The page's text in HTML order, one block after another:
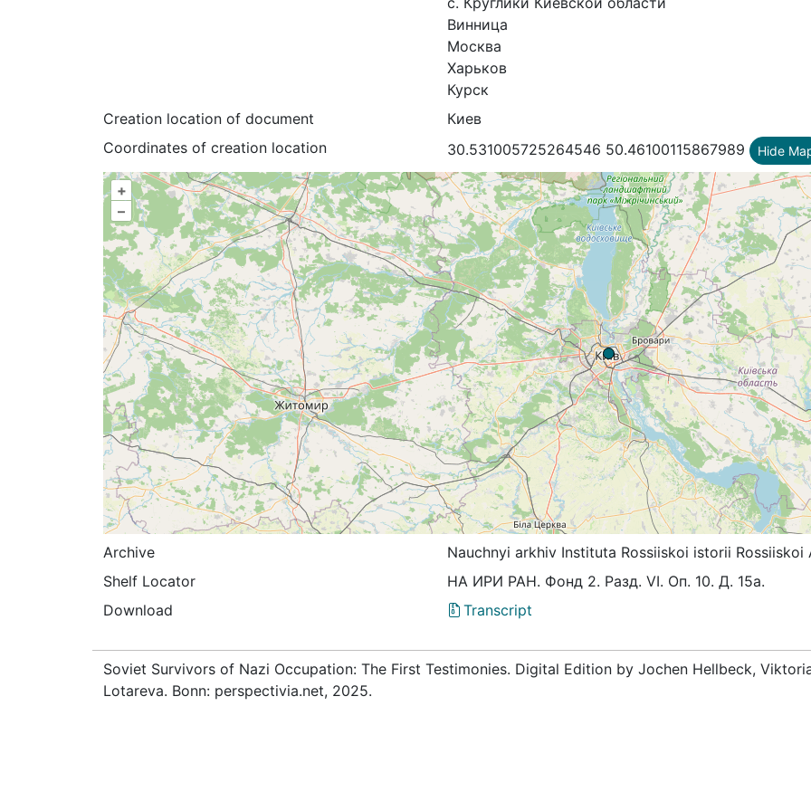
Винница
Москва
Харьков
Курск
Creation location of document
Киев
Coordinates of creation location
30.531005725264546 50.46100115867989 Hide
+
–
Archive
Nauchnyi arkhiv Instituta Rossiiskoi istorii Rossiiskoi
Shelf Locator
НА ИРИ РАН. Фонд 2. Разд. VI. Оп. 10. Д. 15а.
Download
Transcript
Soviet Survivors of Nazi Occupation: The First Testimonies. Digital Edition by Jochen Hellbeck,
Lotareva. Bonn: perspectivia.net, 2025.